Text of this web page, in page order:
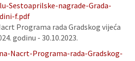
Sestoaprilske-nagrade-Grada-
f.pdf
Programa rada Gradskog vijeća
godinu - 30.10.2023.
Nacrt-Programa-rada-Gradskog-